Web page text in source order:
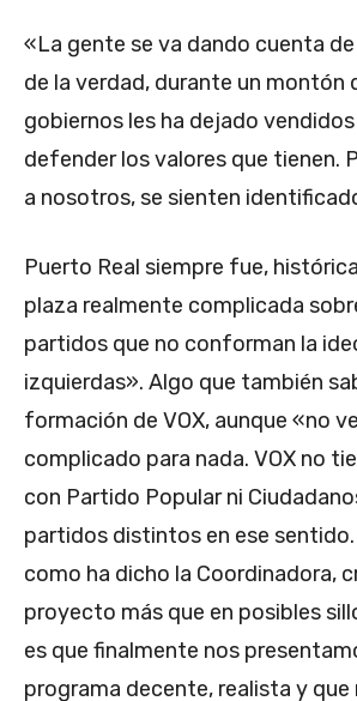
«La gente se va dando cuenta de
de la verdad, durante un
gobiernos les ha dejado
defender los valores que tienen.
a nosotros, se sienten
Puerto Real siempre fue,
plaza realmente complicada
partidos que no conforman la
izquierdas». Algo que también
formación de VOX, aunque «no
complicado para nada. VOX no
con Partido Popular ni
partidos distintos en ese
como ha dicho la Coordinadora,
proyecto más que en posibles
es que finalmente nos
programa decente, realista y que